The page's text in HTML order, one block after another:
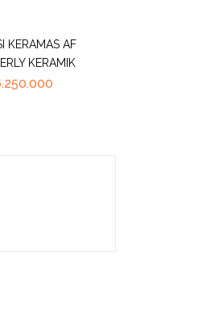
KERAMAS AF
KERAMIK